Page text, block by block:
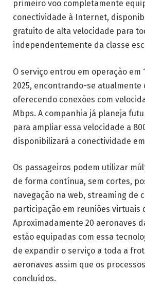
primeiro voo completamente
conectividade à Internet,
gratuito de alta velocidade para
independentemente da classe
O serviço entrou em operação em
2025, encontrando-se atualmente
oferecendo conexões com
Mbps. A companhia já planeja
para ampliar essa velocidade a
disponibilizará a conectividade
Os passageiros podem utilizar
de forma contínua, sem cortes,
navegação na web, streaming de
participação em reuniões virtuais
Aproximadamente 20 aeronaves
estão equipadas com essa
de expandir o serviço a toda a
aeronaves assim que os
concluídos.